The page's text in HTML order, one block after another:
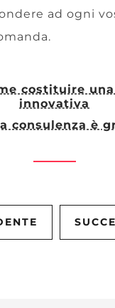
ad ogni
costituire
innovativa
consulenza è